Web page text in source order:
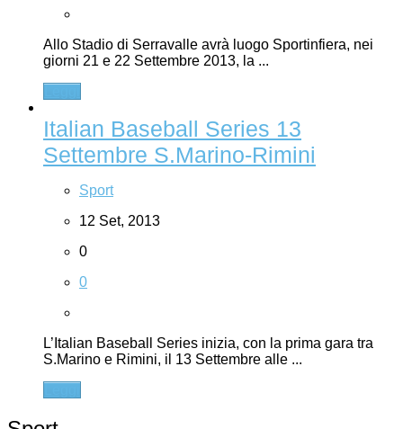
Allo Stadio di Serravalle avrà luogo Sportinfiera, nei
giorni 21 e 22 Settembre 2013, la ...
Italian Baseball Series 13
Settembre S.Marino-Rimini
Sport
12 Set, 2013
0
0
L’Italian Baseball Series inizia, con la prima gara tra
S.Marino e Rimini, il 13 Settembre alle ...